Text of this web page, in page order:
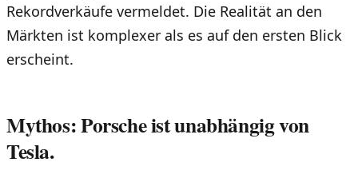
Rekordverkäufe vermeldet. Die Realität an den
Märkten ist komplexer als es auf den ersten Blick
erscheint.
Mythos: Porsche ist unabhängig von
Tesla.